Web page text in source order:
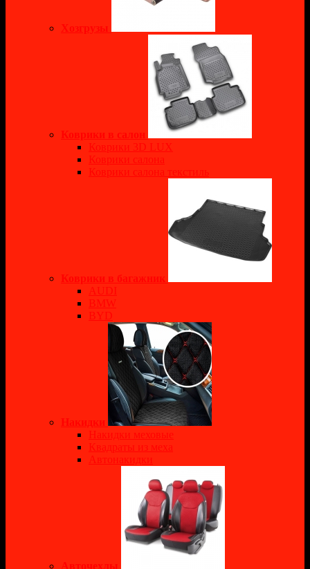
Хозгрузы
Коврики в салон
Коврики 3D LUX
Коврики салона
Коврики салона текстиль
Коврики в багажник
AUDI
BMW
BYD
Накидки
Накидки меховые
Квадраты из меха
Автонакидки
Авточехлы